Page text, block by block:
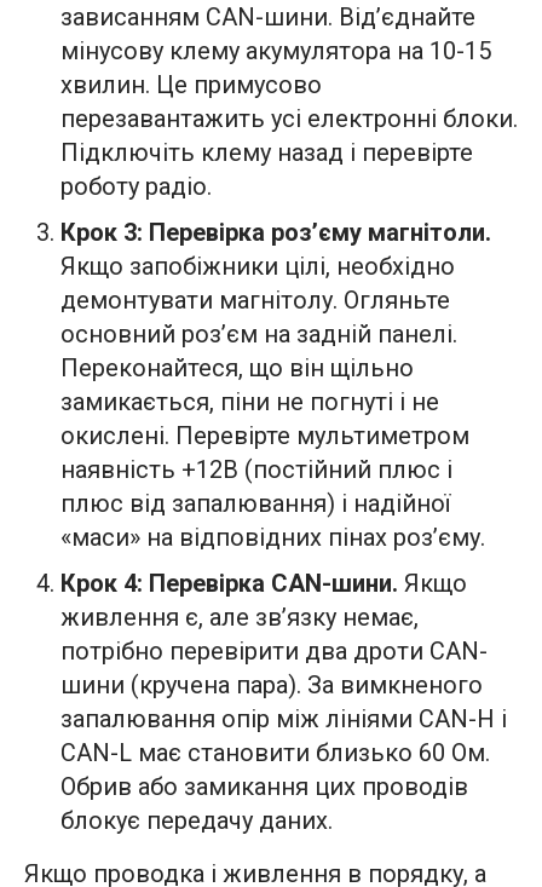
зависанням CAN-шини. Від’єднайте
мінусову клему акумулятора на 10-15
хвилин. Це примусово
перезавантажить усі електронні блоки.
Підключіть клему назад і перевірте
роботу радіо.
Крок 3: Перевірка роз’єму магнітоли.
Якщо запобіжники цілі, необхідно
демонтувати магнітолу. Огляньте
основний роз’єм на задній панелі.
Переконайтеся, що він щільно
замикається, піни не погнуті і не
окислені. Перевірте мультиметром
наявність +12В (постійний плюс і
плюс від запалювання) і надійної
«маси» на відповідних пінах роз’єму.
Крок 4: Перевірка CAN-шини. Якщо
живлення є, але зв’язку немає,
потрібно перевірити два дроти CAN-
шини (кручена пара). За вимкненого
запалювання опір між лініями CAN-H і
CAN-L має становити близько 60 Ом.
Обрив або замикання цих проводів
блокує передачу даних.
Якщо проводка і живлення в порядку, а